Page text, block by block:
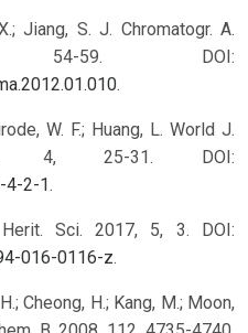
Jiang, S. J. Chromatogr. A.
54-59. DOI:
.
W. F.; Huang, L. World J.
4, 25-31. DOI:
4-2-1.
Sci. 2017, 5, 3. DOI:
016-0116-z.
Cheong, H.; Kang, M.; Moon,